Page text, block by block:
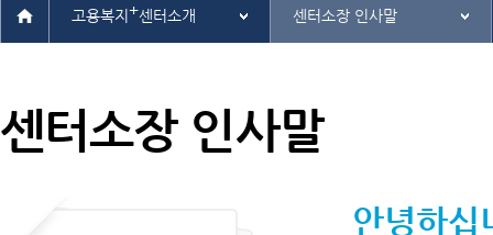
고용복지 +센터소개 센터소장 인사말
센터소장 인사말
안녕하십